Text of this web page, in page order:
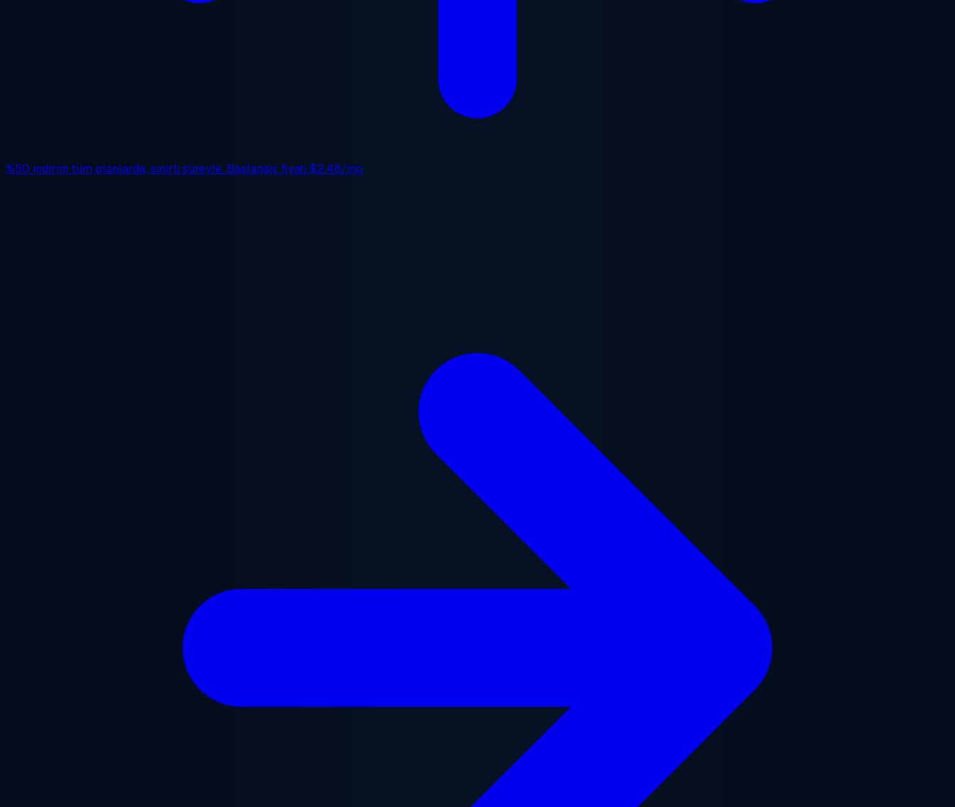
%50 indirim tüm planlarda, sınırlı süreyle. Başlangıç fiyatı $2.48/mo